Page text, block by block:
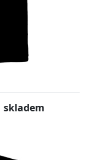
skladem